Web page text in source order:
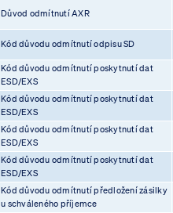
Důvod odmítnutí AXR
Kód důvodu odmítnutí odpisu SD
Kód důvodu odmítnutí poskytnutí dat
ESD/EXS
Kód důvodu odmítnutí poskytnutí dat
ESD/EXS
Kód důvodu odmítnutí poskytnutí dat
ESD/EXS
Kód důvodu odmítnutí poskytnutí dat
ESD/EXS
Kód důvodu odmítnutí předložení zásilky
u schváleného příjemce